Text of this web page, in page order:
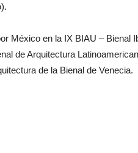
México en la IX BIAU – Bienal
de Arquitectura
de la Bienal de Venecia.